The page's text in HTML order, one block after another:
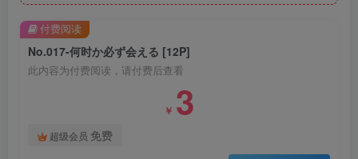
No.017-何时か必ず会える [12P]
此内容为付费阅读，请付费后查看
￥ 3
超级会员 免费
付费阅读